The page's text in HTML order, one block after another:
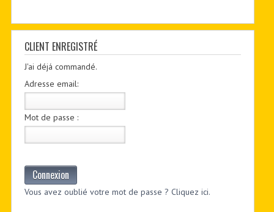
CLIENT ENREGISTRÉ
J'ai déjá commandé.
Adresse email:
Mot de passe :
Connexion
Vous avez oublié votre mot de passe ? Cliquez ici.